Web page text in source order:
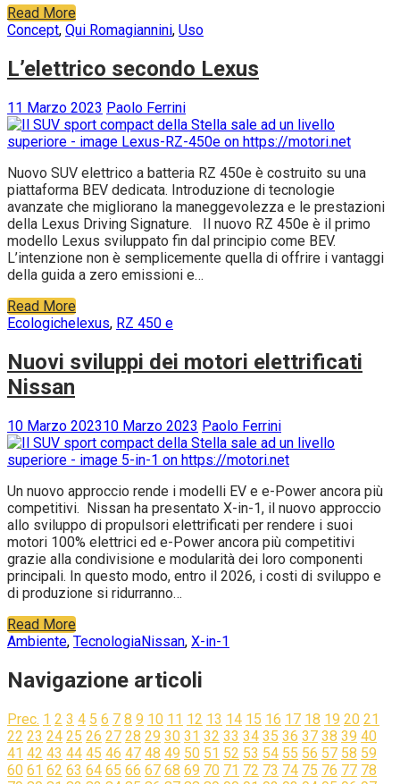
Read More
Concept, Qui Romagiannini, Uso
L’elettrico secondo Lexus
11 Marzo 2023 Paolo Ferrini
Nuovo SUV elettrico a batteria RZ 450e è costruito su una
piattaforma BEV dedicata. Introduzione di tecnologie
avanzate che migliorano la maneggevolezza e le prestazioni
della Lexus Driving Signature. Il nuovo RZ 450e è il primo
modello Lexus sviluppato fin dal principio come BEV.
L’intenzione non è semplicemente quella di offrire i vantaggi
della guida a zero emissioni e…
Read More
Ecologichelexus, RZ 450 e
Nuovi sviluppi dei motori elettrificati
Nissan
10 Marzo 202310 Marzo 2023 Paolo Ferrini
Un nuovo approccio rende i modelli EV e e-Power ancora più
competitivi. Nissan ha presentato X-in-1, il nuovo approccio
allo sviluppo di propulsori elettrificati per rendere i suoi
motori 100% elettrici ed e-Power ancora più competitivi
grazie alla condivisione e modularità dei loro componenti
principali. In questo modo, entro il 2026, i costi di sviluppo e
di produzione si ridurranno…
Read More
Ambiente, TecnologiaNissan, X-in-1
Navigazione articoli
Prec. 1 2 3 4 5 6 7 8 9 10 11 12 13 14 15 16 17 18 19 20 21
22 23 24 25 26 27 28 29 30 31 32 33 34 35 36 37 38 39 40
41 42 43 44 45 46 47 48 49 50 51 52 53 54 55 56 57 58 59
60 61 62 63 64 65 66 67 68 69 70 71 72 73 74 75 76 77 78